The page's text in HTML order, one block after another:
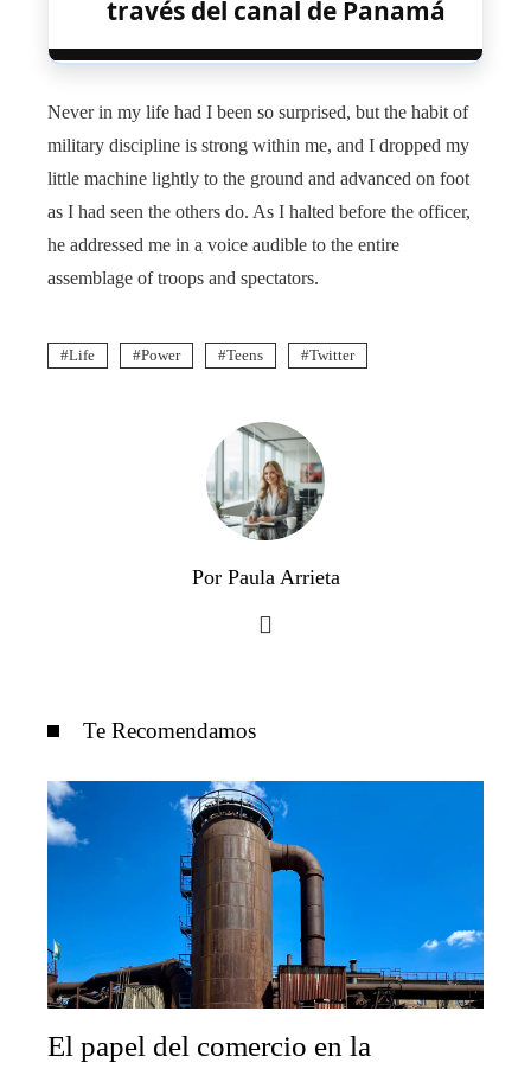
través del canal de Panamá
Never in my life had I been so surprised, but the habit of
military discipline is strong within me, and I dropped my
little machine lightly to the ground and advanced on foot
as I had seen the others do. As I halted before the officer,
he addressed me in a voice audible to the entire
assemblage of troops and spectators.
Life Power Teens Twitter
Por Paula Arrieta
Te Recomendamos
El papel del comercio en la